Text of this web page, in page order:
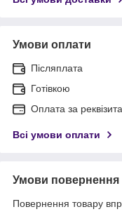
Умови оплати
Післяплата
Готівкою
Оплата за
Всі умови оплати
Умови повернення
Повернення товару